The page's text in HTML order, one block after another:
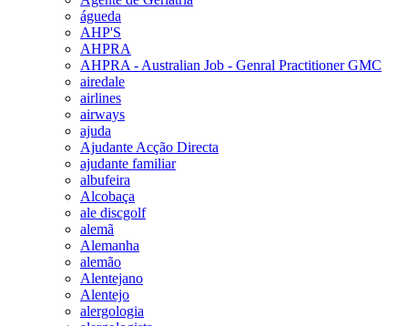
águeda
AHP'S
AHPRA
AHPRA - Australian Job - Genral Practitioner GMC
airedale
airlines
airways
ajuda
Ajudante Acção Directa
ajudante familiar
albufeira
Alcobaça
ale discgolf
alemã
Alemanha
alemão
Alentejano
Alentejo
alergologia